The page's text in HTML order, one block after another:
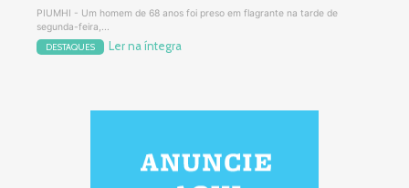
PIUMHI - Um homem de 68 anos foi preso em flagrante na tarde de
segunda-feira,...
DESTAQUES Ler na íntegra